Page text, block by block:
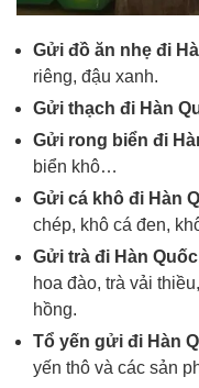
Gửi đồ ăn nhẹ đi
riêng, đậu xanh.
Gửi thạch đi Hàn
Gửi rong biển đi
biển khô…
Gửi cá khô đi Hàn
chép, khô cá đen,
Gửi trà đi Hàn
hoa đào, trà vải
hồng.
Tổ yến gửi đi Hàn
yến thô và các sản